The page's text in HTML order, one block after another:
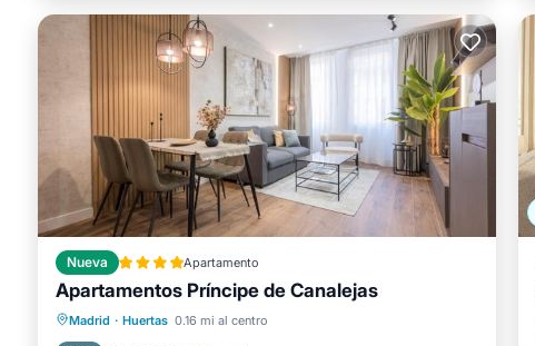
Nueva Apartamento
Apartamentos Príncipe de Canalejas
Madrid · Huertas 0.16 mi al centro
Aparcamiento
Aire acondicionado